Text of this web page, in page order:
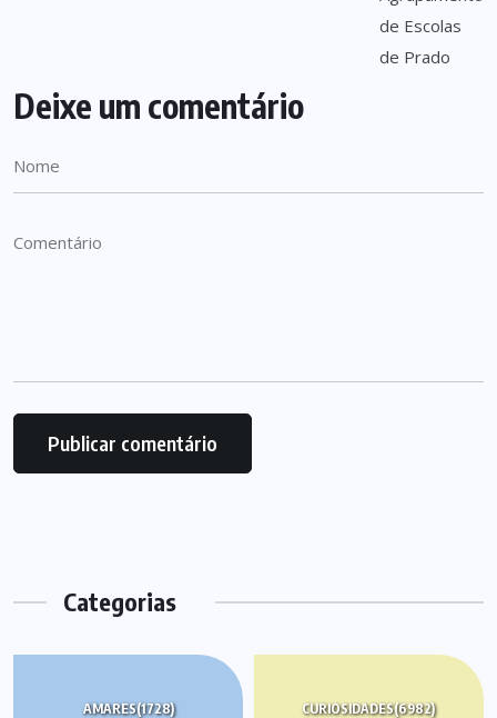
Deixe um comentário
Categorias
AMARES(1728) CURIOSIDADES(6982)